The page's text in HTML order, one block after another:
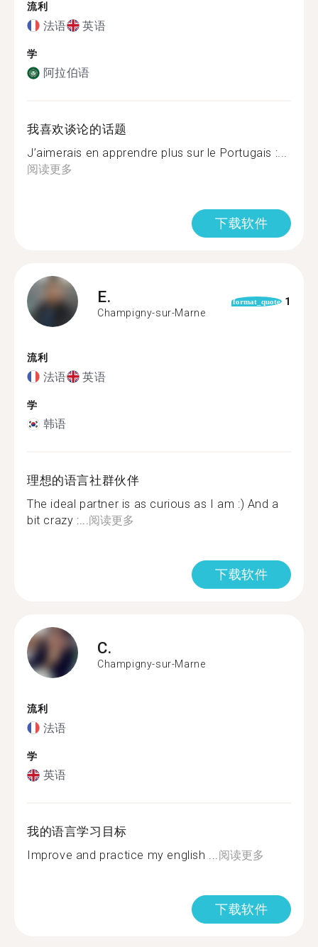
流利
法语 英语
学
阿拉伯语
我喜欢谈论的话题
J’aimerais en apprendre plus sur le Portugais :...
阅读更多
下载软件
E.
Champigny-sur-Marne
format_quote 1
流利
法语 英语
学
韩语
理想的语言社群伙伴
The ideal partner is as curious as I am :) And a
bit crazy :...阅读更多
下载软件
C.
Champigny-sur-Marne
流利
法语
学
英语
我的语言学习目标
Improve and practice my english ...阅读更多
下载软件